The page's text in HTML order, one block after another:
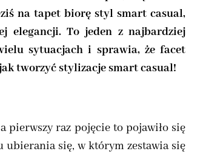
na tapet biorę styl smart casual,
elegancji. To jeden z najbardziej
sytuacjach i sprawia, że facet
tworzyć stylizacje smart casual!
pierwszy raz pojęcie to pojawiło się
ubierania się, w którym zestawia się